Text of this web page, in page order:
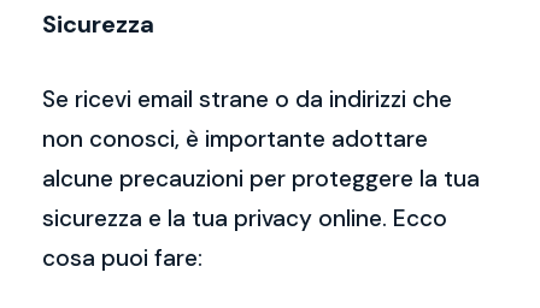
Sicurezza
Se ricevi email strane o da indirizzi che
non conosci, è importante adottare
alcune precauzioni per proteggere la tua
sicurezza e la tua privacy online. Ecco
cosa puoi fare: